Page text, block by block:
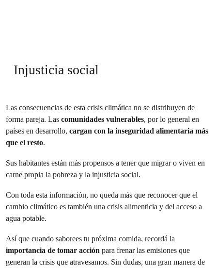
Injusticia social
Las consecuencias de esta crisis climática no se distribuyen de
forma pareja. Las comunidades vulnerables, por lo general en
países en desarrollo, cargan con la inseguridad alimentaria más
que el resto.
Sus habitantes están más propensos a tener que migrar o viven en
carne propia la pobreza y la injusticia social.
Con toda esta información, no queda más que reconocer que el
cambio climático es también una crisis alimenticia y del acceso a
agua potable.
Así que cuando saborees tu próxima comida, recordá la
importancia de tomar acción para frenar las emisiones que
generan la crisis que atravesamos. Sin dudas, una gran manera de